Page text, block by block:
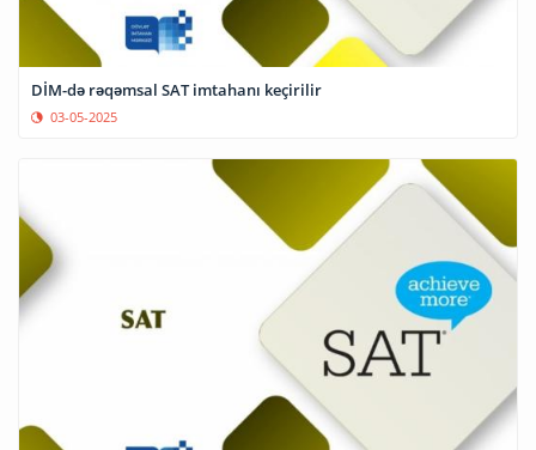
DİM-də rəqəmsal SAT imtahanı keçirilir
03-05-2025